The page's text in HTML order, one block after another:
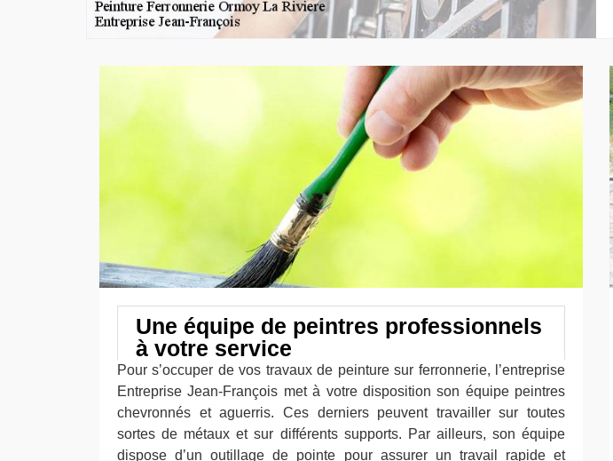
Une équipe de peintres professionnels
à votre service
Pour s’occuper de vos travaux de peinture sur ferronnerie, l’entreprise
Entreprise Jean-François met à votre disposition son équipe peintres
chevronnés et aguerris. Ces derniers peuvent travailler sur toutes
sortes de métaux et sur différents supports. Par ailleurs, son équipe
dispose d’un outillage de pointe pour assurer un travail rapide et